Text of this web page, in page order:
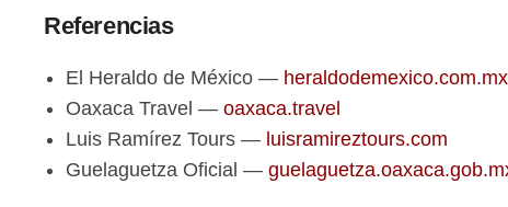
Referencias
El Heraldo de México — heraldodemexico.com.mx
Oaxaca Travel — oaxaca.travel
Luis Ramírez Tours — luisramireztours.com
Guelaguetza Oficial —